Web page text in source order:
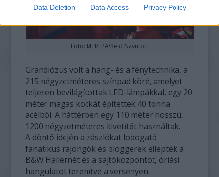
Data Deletion Data Access Privacy Policy
Fotó: MTI/EPA/Keld Navntoft
Grandiózus volt a hang- és a fénytechnika, a
215 négyzetméteres színpad köré, amelyet
teljesen bevilágítottak LED-lámpákkal, egy 20
méter magas kockát építettek 40 tonna
acélból. A háttérben egy 110 méter hosszú,
1200 négyzetméteres kivetítőt használtak.
A döntő idején a zászlókat lobogató
fanatikus rajongók és bloggerek ellepték a
B&W Hallernét és a sajtóközpontot, óriási
hangulatot teremtve a versenyen.